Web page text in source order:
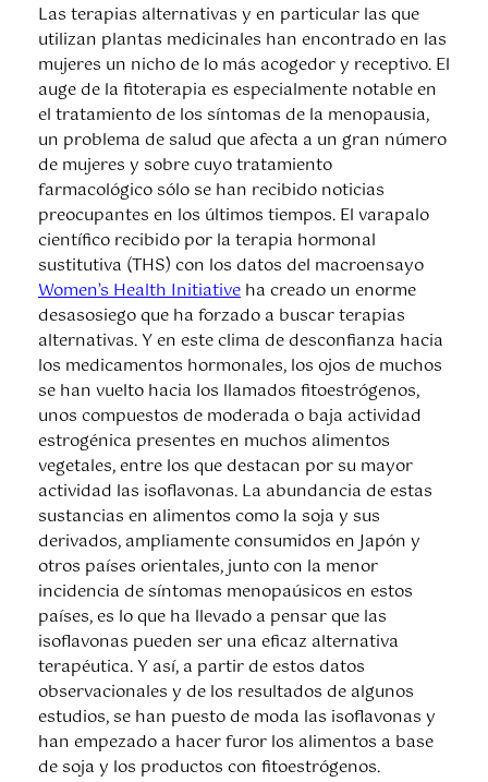
Las terapias alternativas y en particular las que
utilizan plantas medicinales han encontrado en las
mujeres un nicho de lo más acogedor y receptivo. El
auge de la fitoterapia es especialmente notable en
el tratamiento de los síntomas de la menopausia,
un problema de salud que afecta a un gran número
de mujeres y sobre cuyo tratamiento
farmacológico sólo se han recibido noticias
preocupantes en los últimos tiempos. El varapalo
científico recibido por la terapia hormonal
sustitutiva (THS) con los datos del macroensayo
Women’s Health Initiativeha creado un enorme
desasosiego que ha forzado a buscar terapias
alternativas. Y en este clima de desconfianza hacia
los medicamentos hormonales, los ojos de muchos
se han vuelto hacia los llamados fitoestrógenos,
unos compuestos de moderada o baja actividad
estrogénica presentes en muchos alimentos
vegetales, entre los que destacan por su mayor
actividad las isoflavonas. La abundancia de estas
sustancias en alimentos como la soja y sus
derivados, ampliamente consumidos en Japón y
otros países orientales, junto con la menor
incidencia de síntomas menopaúsicos en estos
países, es lo que ha llevado a pensar que las
isoflavonas pueden ser una eficaz alternativa
terapéutica. Y así, a partir de estos datos
observacionales y de los resultados de algunos
estudios, se han puesto de moda las isoflavonas y
han empezado a hacer furor los alimentos a base
de soja y los productos con fitoestrógenos.